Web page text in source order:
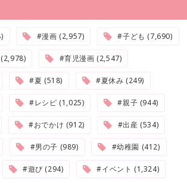
#漫画 (2,957) #子ども (7,690)
#育児漫画 (2,547)
#夏 (518) #夏休み (249)
#レシピ (1,025) #親子 (944)
#おでかけ (912) #出産 (534)
#男の子 (989) #幼稚園 (412)
#遊び (294) #イベント (1,324)